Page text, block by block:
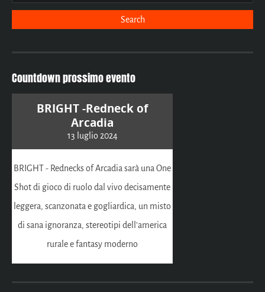
Countdown prossimo evento
BRIGHT -Redneck of
Arcadia
13 luglio 2024
BRIGHT - Rednecks of Arcadia sarà una One
Shot di gioco di ruolo dal vivo decisamente
leggera, scanzonata e gogliardica, un misto
di sana ignoranza, stereotipi dell'america
rurale e fantasy moderno